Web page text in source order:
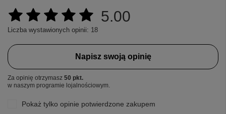
5.00
Liczba wystawionych opinii: 18
Napisz swoją opinię
Za opinię otrzymasz 50 pkt.
w naszym programie lojalnościowym.
Pokaż tylko opinie potwierdzone zakupem